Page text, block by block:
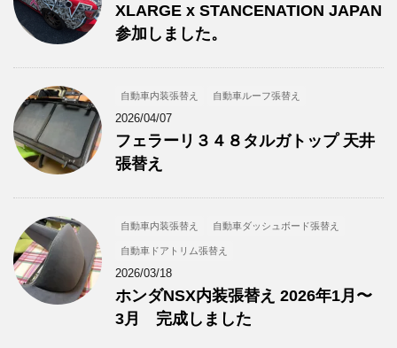
XLARGE x STANCENATION JAPAN
参加しました。
自動車内装張替え 自動車ルーフ張替え
2026/04/07
フェラーリ３４８タルガトップ 天井
張替え
自動車内装張替え 自動車ダッシュボード張替え
自動車ドアトリム張替え
2026/03/18
ホンダNSX内装張替え 2026年1月〜
3月 完成しました